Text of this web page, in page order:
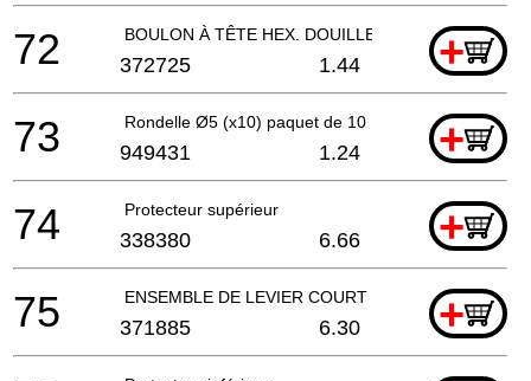
BOULON À TÊTE HEX. DOUILLE M5X10 +
72 372725 1.44
Rondelle Ø5 (x10) paquet de 10 +
73 949431 1.24
Protecteur supérieur +
74 338380 6.66
ENSEMBLE DE LEVIER COURT +
75 371885 6.30